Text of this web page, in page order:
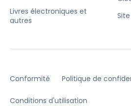
Livres électroniques et
autres
Conformité Politique de
Conditions d'utilisation